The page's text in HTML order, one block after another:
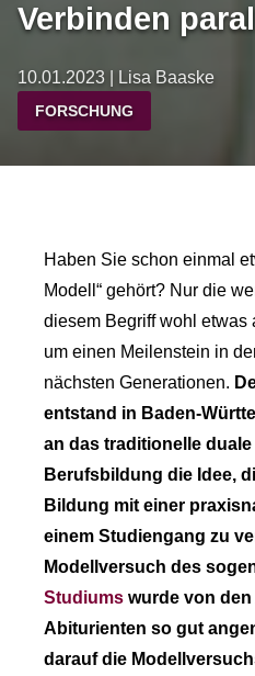
Verbinden
10.01.2023 | Lisa Baaske
FORSCHUNG
Haben Sie schon einmal
Modell“ gehört? Nur die
diesem Begriff wohl etwas
um einen Meilenstein in
nächsten Generationen.
entstand in Baden-
an das traditionelle
Berufsbildung die Idee,
Bildung mit einer
einem Studiengang zu
Modellversuch des
Studiums wurde von
Abiturienten so gut
darauf die